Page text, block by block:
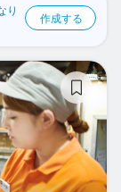
り
作成する